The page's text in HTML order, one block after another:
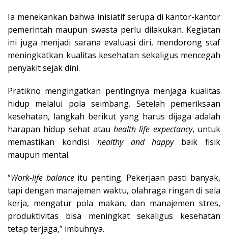
Ia menekankan bahwa inisiatif serupa di kantor-kantor
pemerintah maupun swasta perlu dilakukan. Kegiatan
ini juga menjadi sarana evaluasi diri, mendorong staf
meningkatkan kualitas kesehatan sekaligus mencegah
penyakit sejak dini.
Pratikno mengingatkan pentingnya menjaga kualitas
hidup melalui pola seimbang. Setelah pemeriksaan
kesehatan, langkah berikut yang harus dijaga adalah
harapan hidup sehat atauhealth life expectancy, untuk
memastikan kondisi healthy and happybaik fisik
maupun mental.
“Work-life balanceitu penting. Pekerjaan pasti banyak,
tapi dengan manajemen waktu, olahraga ringan di sela
kerja, mengatur pola makan, dan manajemen stres,
produktivitas bisa meningkat sekaligus kesehatan
tetap terjaga,” imbuhnya.